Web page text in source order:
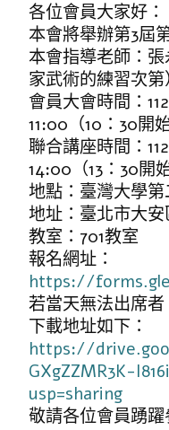
各位會員大家好：
本會將舉辦第3屆
本會指導老師：
家武術的練習次第
會員大會時間：
11:00（10：30開
聯合講座時間：
14:00（13：30開
地點：臺灣大學
地址：臺北市大
教室：701教室
報名網址：
https://
若當天無法出席
下載地址如下：
https://
GXgZZMR3K-
usp=sharing
敬請各位會員踴躍